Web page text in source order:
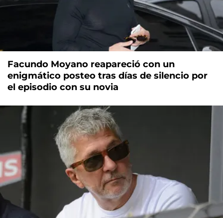
Facundo Moyano reapareció con un
enigmático posteo tras días de silencio por
el episodio con su novia